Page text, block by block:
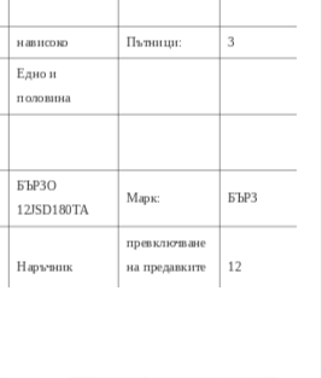
нависоко Пътници: 3
Едно и
половина
БЪРЗО
12JSD180TA
Марк: БЪРЗ
Наръчник
превключване
на предавките
12